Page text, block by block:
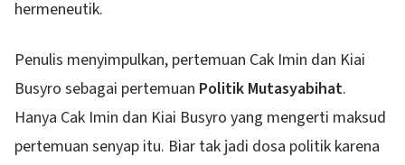
hermeneutik.
Penulis menyimpulkan, pertemuan Cak Imin dan Kiai
Busyro sebagai pertemuan Politik Mutasyabihat.
Hanya Cak Imin dan Kiai Busyro yang mengerti maksud
pertemuan senyap itu. Biar tak jadi dosa politik karena